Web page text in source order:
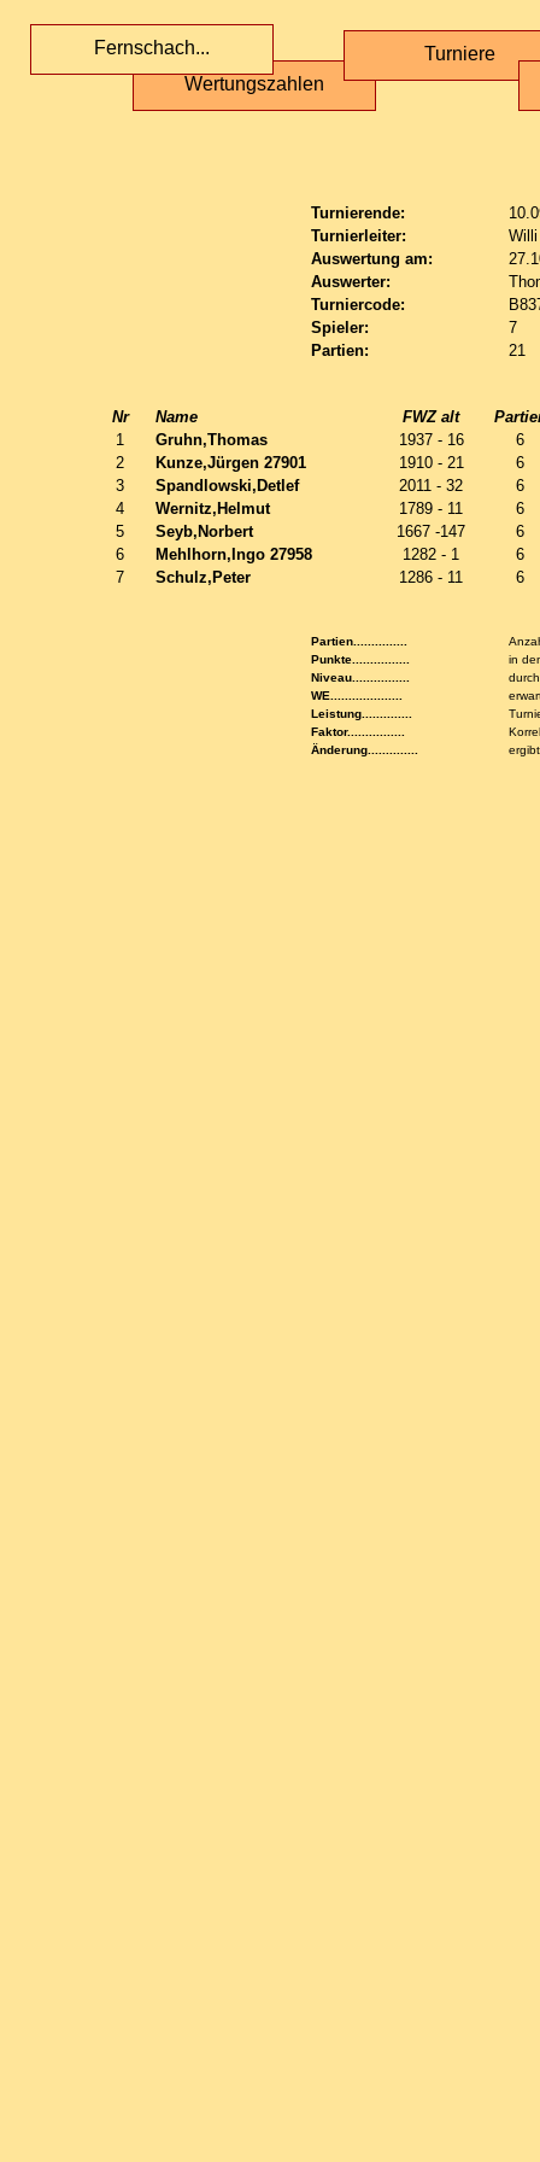
Wertungszahlen
Fernschach... Turniere
Turnierende:
Turnierleiter:
Auswertung am:
Auswerter:
Turniercode:
Spieler:
7
Partien:
21
Nr Name FWZ alt
1
Gruhn,Thomas 1937 - 16
6
2
Kunze,Jürgen 27901 1910 - 21
6
3
Spandlowski,Detlef 2011 - 32
6
4
Wernitz,Helmut 1789 - 11
6
5
Seyb,Norbert 1667 -147
6
6
Mehlhorn,Ingo 27958 1282 - 1
6
7
Schulz,Peter 1286 - 11 6
Partien...............
Punkte................
in
Niveau................
WE....................
Leistung..............
Faktor................
Änderung..............